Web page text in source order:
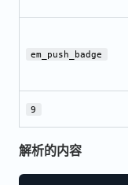
em_push_badge
9
解析的内容